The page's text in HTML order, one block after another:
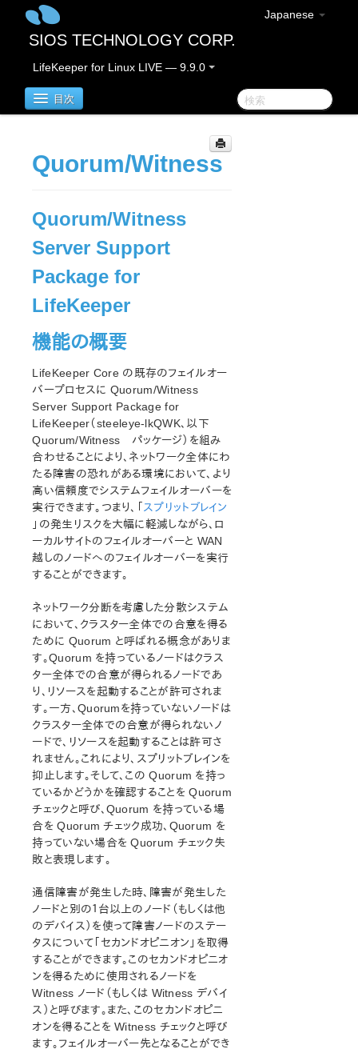
Japanese
SIOS TECHNOLOGY CORP.
LifeKeeper for Linux LIVE — 9.9.0
目次
LifeKeeper for Linux
重要なお知らせ
概要
新機能
バグの修正 / Hotfixes
廃止された機能
LifeKeeperコンポーネント
ストレージとアダプタのオプション
既知の問題
テクニカルノート
LifeKeeper for Linux スタートアップガイド
LifeKeeper for Linux インストレーションガイド
LifeKeeper ソフトウェアのパッケージ
LifeKeeper 環境のプランニング
LifeKeeper 環境のセットアップ
LifeKeeperソフトウェアのインストール
セットアップスクリプトの操作
LifeKeeperのアップデート
LifeKeeper を使用したノードの OS / カーネルのアップデ
ート (OS パッチ適用)
LifeKeeper for Linux テクニカルドキュメンテーション
ドキュメンテーションについて
lkbackup
LifeKeeper
はじめに
インストールと設定
LifeKeeper の設定手順
SNMP による LifeKeeper イベント転送
LifeKeeper イベントメール通知
任意の設定作業
ネットワーク設定
アプリケーションの設定
ストレージとアダプターの設定
LifeKeeper I/O フェンシングの概要
SCSI リザベーション
リザベーションの無効化
Quorum/Witness
STONITH
Watchdog
Quorum/Witness
Quorum/Witness
Server Support
Package for
LifeKeeper
機能の概要
LifeKeeper Core の既存のフェイルオー
バープロセスに Quorum/Witness
Server Support Package for
LifeKeeper（steeleye-lkQWK、以下
Quorum/Witness パッケージ）を組み
合わせることにより、ネットワーク全体にわ
たる障害の恐れがある環境において、より
高い信頼度でシステムフェイルオーバーを
実行できます。つまり、「 スプリットブレイン
」の発生リスクを大幅に軽減しながら、ロ
ーカルサイトのフェイルオーバーと WAN
越しのノードへのフェイルオーバーを実行
することができます。
ネットワーク分断を考慮した分散システム
において、クラスター全体での合意を得る
ために Quorum と呼ばれる概念がありま
す。Quorum を持っているノードはクラス
ター全体での合意が得られるノードであ
り、リソースを起動することが許可されま
す。一方、Quorumを持っていないノードは
クラスター全体での合意が得られないノ
ードで、リソースを起動することは許可さ
れません。これにより、スプリットブレインを
抑止します。そして、この Quorum を持っ
ているかどうかを確認することを Quorum
チェックと呼び、Quorum を持っている場
合を Quorum チェック成功、Quorum を
持っていない場合を Quorum チェック失
敗と表現します。
通信障害が発生した時、障害が発生した
ノードと別の１台以上のノード（もしくは他
のデバイス）を使って障害ノードのステー
タスについて「セカンドオピニオン」を取得
することができます。このセカンドオピニオ
ンを得るために使用されるノードを
Witness ノード（もしくは Witness デバイ
ス）と呼びます。また、このセカンドオピニ
オンを得ることを Witness チェックと呼び
ます。フェイルオーバー先となることができ